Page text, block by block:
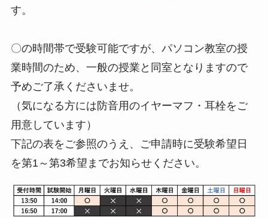
す。
〇の時間帯で受験可能ですが、パソコン教室の授
業時間のため、一般の授業と同室となりますので
予めご了承くださいませ。
（気になる方には防音用のイヤーマフ・耳栓をご
用意しています）
下記の表をご参照のうえ、ご申請時に受験希望日
を第1～第3希望までお知らせください。